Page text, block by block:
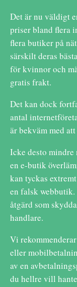
Det är nu väldigt
priser bland flera
flera butiker på
särskilt deras
för kvinnor och
gratis frakt.
Det kan dock
antal
är bekväm med
Icke desto mindre
en e-butik
kan tyckas
en falsk
åtgärd som
handlare.
Vi
eller
av en
du hellre vill